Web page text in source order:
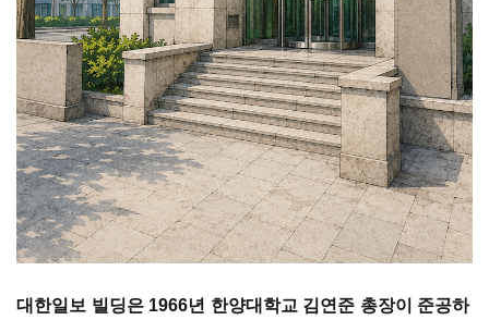
대한일보 빌딩은1966년 한양대학교 김연준 총장이
준공하